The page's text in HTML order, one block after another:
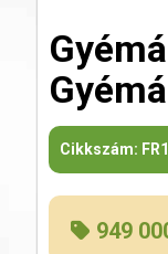
Cikkszám:
949